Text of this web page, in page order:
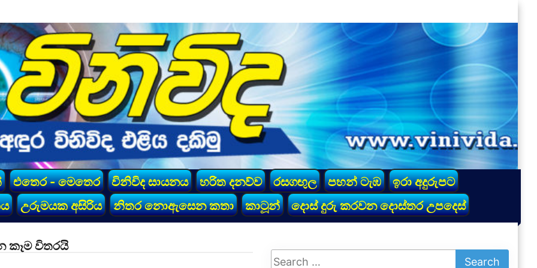
එතෙර - මෙතෙර විනිවිද සායනය හරිත දනව්ව රසගඟුල පහන් ටැඹ
ඉරා අදුරුපට
උරුමයක අසිරිය නිතර නොඇසෙන කතා කාටූන් දොස් දුරු කරවන දොස්තර උපදෙස්
කෑම විතරයි